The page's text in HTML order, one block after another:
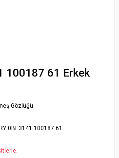
100187 61 Erkek
Gözlüğü
0BE3141 100187 61